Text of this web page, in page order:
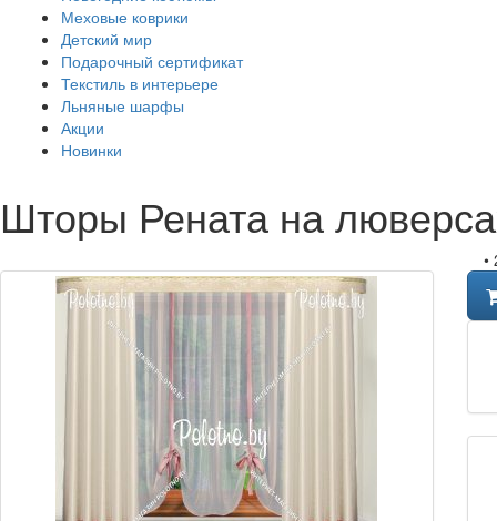
Меховые коврики
Детский мир
Подарочный сертификат
Текстиль в интерьере
Льняные шарфы
Акции
Новинки
Шторы Рената на
•